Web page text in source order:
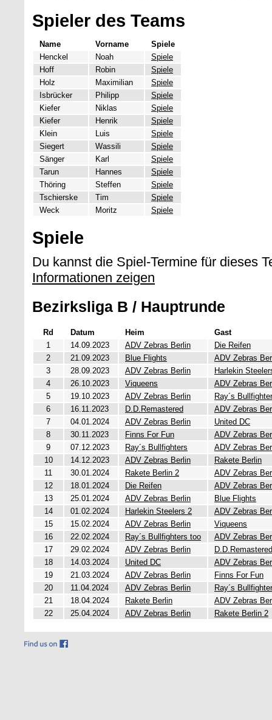
Spieler des Teams
Name Vorname
Spiele
Henckel
Noah
Spiele
Hoff
Robin
Spiele
Holz
Maximilian
Spiele
Isbrücker
Philipp
Spiele
Kiefer
Niklas
Spiele
Kiefer
Henrik
Spiele
Klein
Luis
Spiele
Siegert
Wassili
Spiele
Sänger
Karl
Spiele
Tarun
Hannes
Spiele
Thöring
Steffen
Spiele
Tschierske
Tim
Spiele
Weck
Moritz Spiele
Spiele
Du kannst die Spiel-Termine für dieses
Informationen zeigen
Bezirksliga B / Hauptrunde
Rd Datum Heim
Gast
1
14.09.2023 ADV Zebras Berlin
Die Reifen
2
21.09.2023 Blue Flights
ADV Zebras
3
28.09.2023 ADV Zebras Berlin
Harlekin
4
26.10.2023 Viqueens
ADV Zebras
5
19.10.2023 ADV Zebras Berlin
Ray´s
6
16.11.2023 D.D.Remastered
ADV Zebras
7
04.01.2024 ADV Zebras Berlin
United DC
8
30.11.2023 Finns For Fun
ADV Zebras
9
07.12.2023 Ray´s Bullfighters
ADV Zebras
10
14.12.2023 ADV Zebras Berlin
Rakete Berlin
11
30.01.2024 Rakete Berlin 2
ADV Zebras
12
18.01.2024 Die Reifen
ADV Zebras
13
25.01.2024 ADV Zebras Berlin
Blue Flights
14
01.02.2024 Harlekin Steelers 2
ADV Zebras
15
15.02.2024 ADV Zebras Berlin
Viqueens
16
22.02.2024 Ray´s Bullfighters too
ADV Zebras
17
29.02.2024 ADV Zebras Berlin
D.D.Remastered
18
14.03.2024 United DC
ADV Zebras
19
21.03.2024 ADV Zebras Berlin
Finns For Fun
20
11.04.2024 ADV Zebras Berlin
Ray´s
21
18.04.2024 Rakete Berlin
ADV Zebras
22
25.04.2024 ADV Zebras Berlin Rakete Berlin 2